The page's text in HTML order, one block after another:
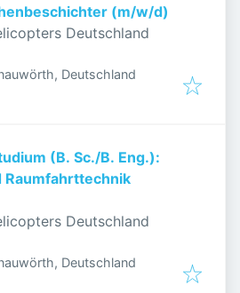
(m/w/d)
Deutschland
Deutschland
(B. Sc./B. Eng.):
Raumfahrttechnik
Deutschland
Deutschland